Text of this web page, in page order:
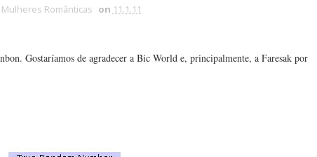
Mulheres Românticas on 11.1.11
Gostaríamos de agradecer a Bic World e, principalmente, a Faresak por